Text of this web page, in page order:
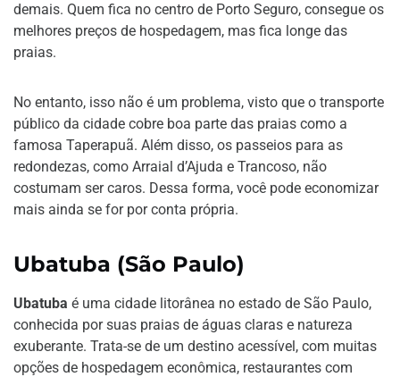
demais. Quem fica no centro de Porto Seguro, consegue os
melhores preços de hospedagem, mas fica longe das
praias.
No entanto, isso não é um problema, visto que o transporte
público da cidade cobre boa parte das praias como a
famosa Taperapuã. Além disso, os passeios para as
redondezas, como Arraial d’Ajuda e Trancoso, não
costumam ser caros. Dessa forma, você pode economizar
mais ainda se for por conta própria.
Ubatuba (São Paulo)
Ubatuba é uma cidade litorânea no estado de São Paulo,
conhecida por suas praias de águas claras e natureza
exuberante. Trata-se de um destino acessível, com muitas
opções de hospedagem econômica, restaurantes com